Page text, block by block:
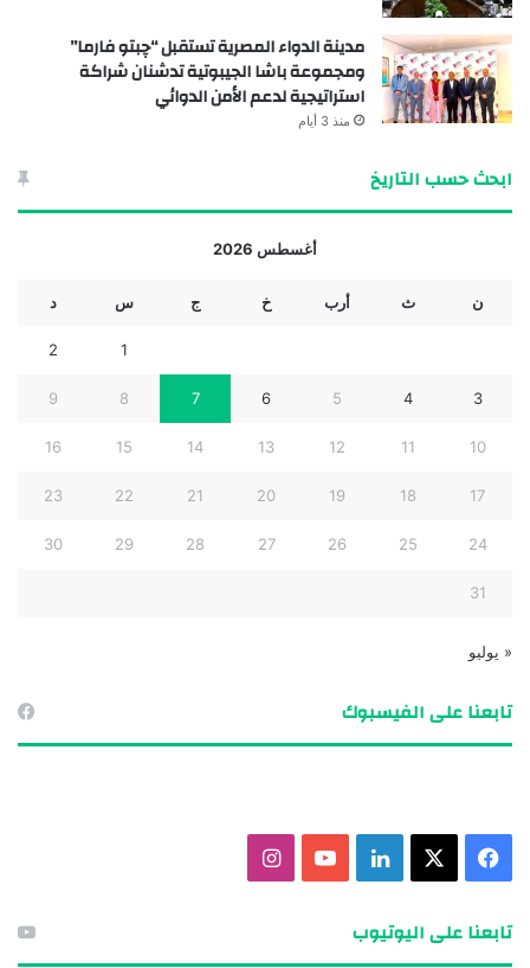
مدينة الدواء المصرية تستقبل “چبتو فارما”
ومجموعة باشا الجيبوتية تدشنان شراكة
استراتيجية لدعم الأمن الدوائي
منذ 3 أيام
ابحث حسب التاريخ
أغسطس 2026
ن ث أرب خ ج س د
1
2
3
4
5
6
7
8
9
10
11
12
13
14
15
16
17
18
19
20
21
22
23
24
25
26
27
28
29
30
31
« يوليو
تابعنا على الفيسبوك
تابعنا على اليوتيوب